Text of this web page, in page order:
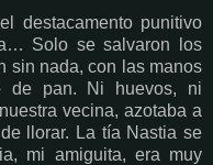
destacamento punitivo
Solo se salvaron los
sin nada, con las manos
de pan. Ni huevos, ni
vecina, azotaba a
llorar. La tía Nastia se
mi amiguita, era muy